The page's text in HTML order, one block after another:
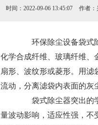
时间：2022-09-06 13:45:07 作者：
环保除尘设备袋式除
化学合成纤维、玻璃纤维、
扇形、波纹形或菱形。用
流动，分离滤袋内表面的灰
袋式除尘器突出的学
量波动影响，适应性强，不